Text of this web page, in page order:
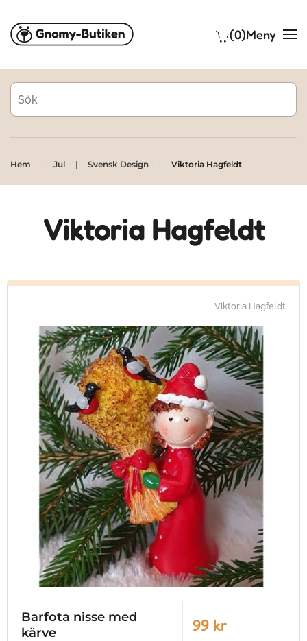
Skip to main content (0)Meny
Hem Jul Svensk Design Viktoria Hagfeldt
Viktoria Hagfeldt
Viktoria Hagfeldt
Barfota nisse med
kärve
99 kr